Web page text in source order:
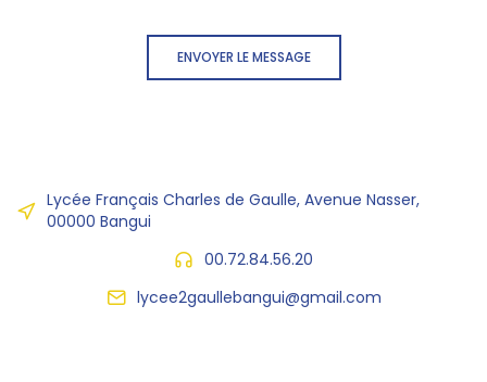
ENVOYER LE MESSAGE
Lycée Français Charles de Gaulle, Avenue Nasser,
00000 Bangui
00.72.84.56.20
lycee2gaullebangui@gmail.com